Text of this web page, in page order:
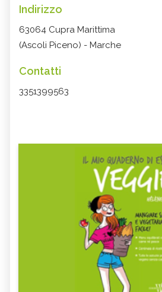
Indirizzo
63064 Cupra Marittima
(Ascoli Piceno) - Marche
Contatti
3351399563